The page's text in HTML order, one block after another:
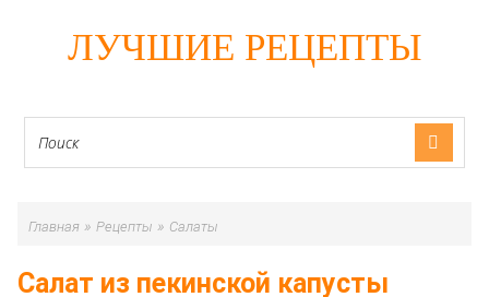
ЛУЧШИЕ РЕЦЕПТЫ
Главная » Рецепты » Салаты
Салат из пекинской капусты